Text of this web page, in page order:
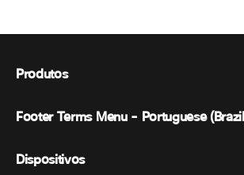
Produtos
Webex Suite
Footer Terms Menu - Portuguese
Termos e Condições
Dispositivos